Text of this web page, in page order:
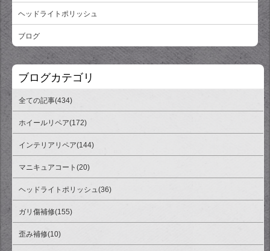
ヘッドライトポリッシュ
ブログ
ブログカテゴリ
全ての記事(434)
ホイールリペア(172)
インテリアリペア(144)
マニキュアコート(20)
ヘッドライトポリッシュ(36)
ガリ傷補修(155)
歪み補修(10)